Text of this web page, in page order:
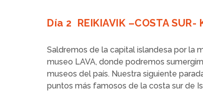
Día 2 REIKIAVIK –COSTA SUR-
Saldremos de la capital islandesa por la
museo LAVA, donde podremos
museos del país. Nuestra siguiente
puntos más famosos de la costa sur de